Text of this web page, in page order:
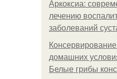
Аркоксиа:
лечению
заболеваний
домашних
Белые грибы